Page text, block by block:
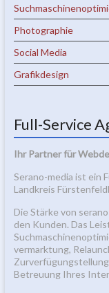
Photographie
Social Media
Grafikdesign
Full-Service
Ihr Partner für
Serano-media ist ein
Landkreis
Die Stärke von
den Kunden. Das
vermarktung,
Betreuung Ihres